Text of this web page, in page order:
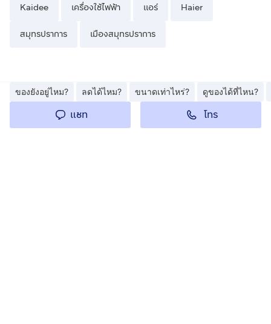
Kaidee เครื่องใช้ไฟฟ้า แอร์ Haier
สมุทรปราการ เมืองสมุทรปราการ
ของยังอยู่ไหม? ลดได้ไหม? ขนาดเท่าไหร่? ดูของได้ที่ไหน?
แชท โทร